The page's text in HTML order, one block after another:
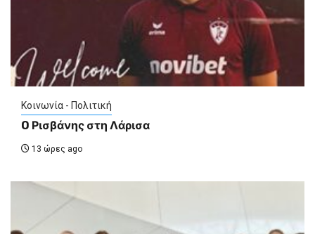
Κοινωνία - Πολιτική
O Ρισβάνης στη Λάρισα
13 ώρες ago